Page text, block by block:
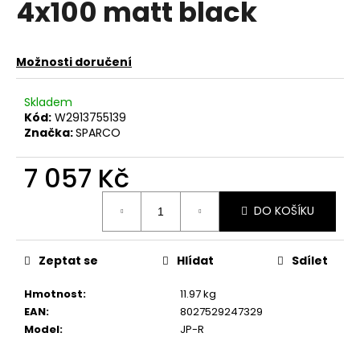
4x100 matt black
Možnosti doručení
Skladem
Kód: W2913755139
Značka:SPARCO
7 057 Kč
DO KOŠÍKU
Hmotnost:
11.97 kg
EAN:
8027529247329
Model:
JP-R
Zeptat se Hlídat Sdílet
a
í
t
?
D
p
o